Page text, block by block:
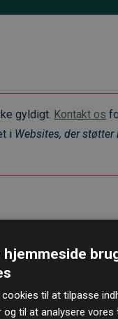
gyldigt. Kontakt os
i Websites, der
hjemmeside
cookies til at tilpasse
og til at analysere vores